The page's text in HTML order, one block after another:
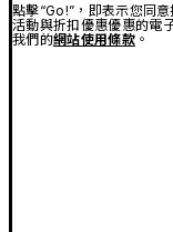
點擊“Go!”，即表示您同
活動與折扣優惠優惠的電
我們的網站使用條款。